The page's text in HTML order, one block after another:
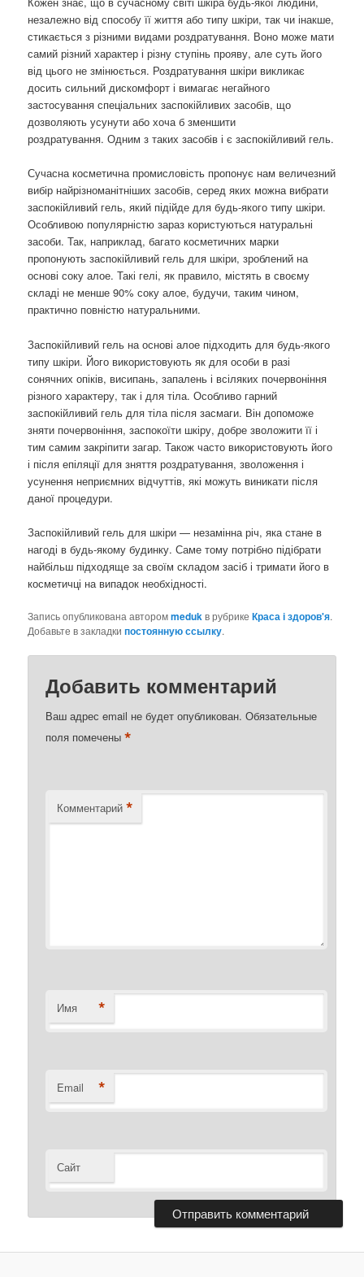
незалежно від способу її життя або типу шкіри, так чи інакше,
стикається з різними видами роздратування. Воно може мати
самий різний характер і різну ступінь прояву, але суть його
від цього не змінюється. Роздратування шкіри викликає
досить сильний дискомфорт і вимагає негайного
застосування спеціальних заспокійливих засобів, що
дозволяють усунути або хоча б зменшити
роздратування. Одним з таких засобів і є заспокійливий гель.
Сучасна косметична промисловість пропонує нам величезний
вибір найрізноманітніших засобів, серед яких можна вибрати
заспокійливий гель, який підійде для будь-якого типу шкіри.
Особливою популярністю зараз користуються натуральні
засоби. Так, наприклад, багато косметичних марки
пропонують заспокійливий гель для шкіри, зроблений на
основі соку алое. Такі гелі, як правило, містять в своєму
складі не менше 90% соку алое, будучи, таким чином,
практично повністю натуральними.
Заспокійливий гель на основі алое підходить для будь-якого
типу шкіри. Його використовують як для особи в разі
сонячних опіків, висипань, запалень і всіляких почервоніння
різного характеру, так і для тіла. Особливо гарний
заспокійливий гель для тіла після засмаги. Він допоможе
зняти почервоніння, заспокоїти шкіру, добре зволожити її і
тим самим закріпити загар. Також часто використовують його
і після епіляції для зняття роздратування, зволоження і
усунення неприємних відчуттів, які можуть виникати після
даної процедури.
Заспокійливий гель для шкіри — незамінна річ, яка стане в
нагоді в будь-якому будинку. Саме тому потрібно підібрати
найбільш підходяще за своїм складом засіб і тримати його в
косметичці на випадок необхідності.
Запись опубликована авторомmedukв рубрикеКраса і здоров'я.
Добавьте в закладкипостоянную ссылку.
Добавить комментарий
Ваш адрес email не будет опубликован. Обязательные
поля помечены*
Комментарий *
Имя *
Email *
Сайт